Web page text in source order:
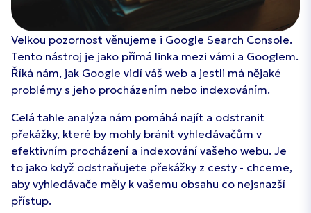
Velkou pozornost věnujeme i Google Search Console.
Tento nástroj je jako přímá linka mezi vámi a Googlem.
Říká nám, jak Google vidí váš web a jestli má nějaké
problémy s jeho procházením nebo indexováním.
Celá tahle analýza nám pomáhá najít a odstranit
překážky, které by mohly bránit vyhledávačům v
efektivním procházení a indexování vašeho webu. Je
to jako když odstraňujete překážky z cesty - chceme,
aby vyhledávače měly k vašemu obsahu co nejsnazší
přístup.